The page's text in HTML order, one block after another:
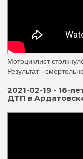
Мотоциклист
Результат -
2021-02-19 - 16-
ДТП в